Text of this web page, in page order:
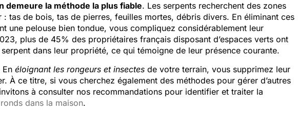
demeure la méthode la plus fiable. Les serpents recherchent des zones
: tas de bois, tas de pierres, feuilles mortes, débris divers. En éliminant ces
une pelouse bien tondue, vous compliquez considérablement leur
plus de 45% des propriétaires français disposant d’espaces verts ont
dans leur propriété, ce qui témoigne de leur présence courante.
En éloignant les rongeurs et insectes de votre terrain, vous supprimez leur
À ce titre, si vous cherchez également des méthodes pour gérer d’autres
à consulter nos recommandations pour identifier et traiter la
dans la maison.